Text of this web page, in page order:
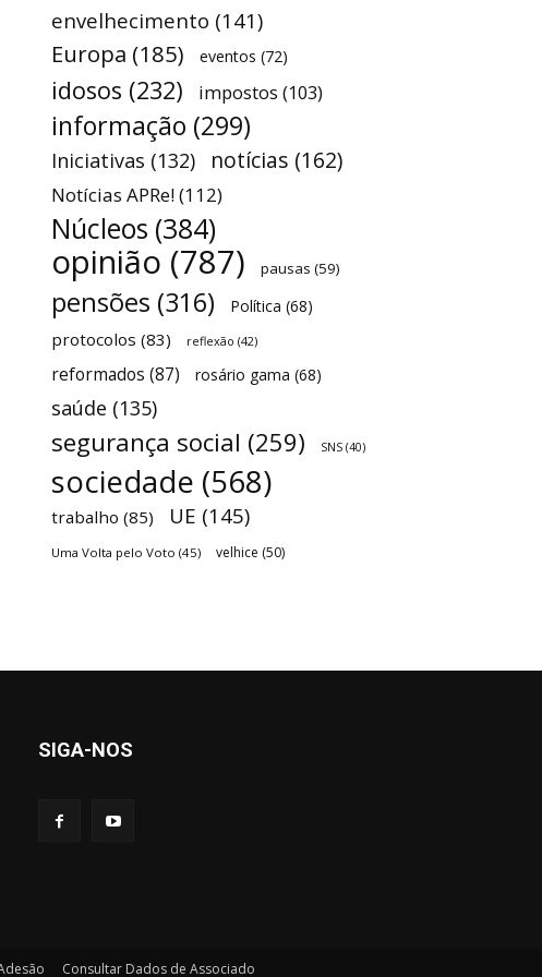
envelhecimento (141)
Europa (185) eventos (72)
idosos (232) impostos (103)
informação (299)
Iniciativas (132) notícias (162)
Notícias APRe!(112)
Núcleos (384)
opinião (787) pausas (59)
pensões (316) Política (68)
protocolos (83) reflexão (42)
reformados (87) rosário gama (68)
saúde (135)
segurança social (259) SNS (40)
sociedade (568)
trabalho (85) UE (145)
Uma Volta pelo Voto (45) velhice (50)
SIGA-NOS
Consultar Dados de Associado